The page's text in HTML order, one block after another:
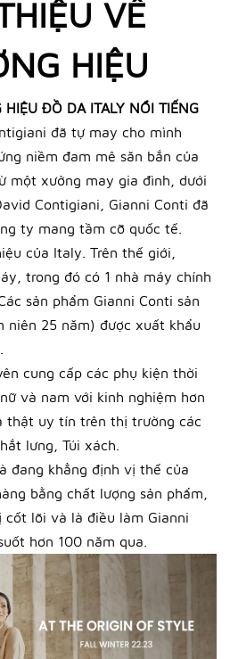
VỀ
HIỆU
ĐỒ DA ITALY NỔI TIẾNG
đã tự may cho mình
niềm đam mê săn bắn của
một xưởng may gia đình, dưới
Contigiani, Gianni Conti đã
ty mang tầm cỡ quốc tế.
của Italy. Trên thế giới,
trong đó có 1 nhà máy chính
sản phẩm Gianni Conti sản
25 năm) được xuất khẩu
cung cấp các phụ kiện thời
và nam với kinh nghiệm hơn
thật uy tín trên thị trường các
lưng, Túi xách.
đang khẳng định vị thế của
bằng chất lượng sản phẩm,
lõi và là điều làm Gianni
hơn 100 năm qua.